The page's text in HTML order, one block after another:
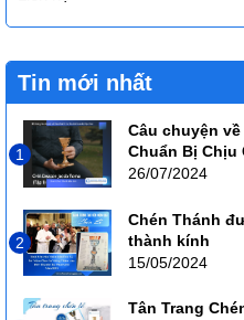
Tin mới nhất
1
Câu chuyện
Chuẩn Bị Chịu
26/07/2024
2
Chén Thánh
thành kính
15/05/2024
Tân Trang